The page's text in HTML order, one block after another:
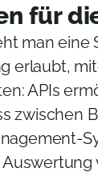
für
man
erlaubt,
APIs
zwischen